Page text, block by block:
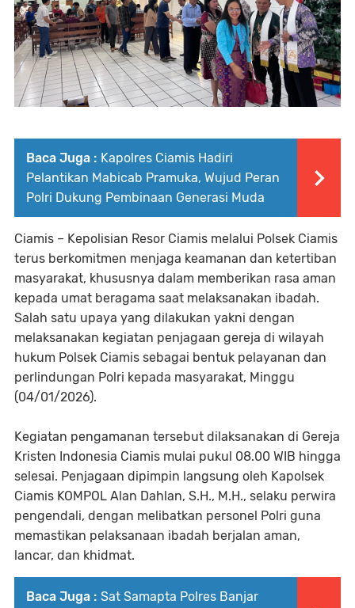
Baca Juga : Kapolres Ciamis Hadiri
Pelantikan Mabicab Pramuka, Wujud Peran
Polri Dukung Pembinaan Generasi Muda
Ciamis – Kepolisian Resor Ciamis melalui Polsek Ciamis
terus berkomitmen menjaga keamanan dan ketertiban
masyarakat, khususnya dalam memberikan rasa aman
kepada umat beragama saat melaksanakan ibadah.
Salah satu upaya yang dilakukan yakni dengan
melaksanakan kegiatan penjagaan gereja di wilayah
hukum Polsek Ciamis sebagai bentuk pelayanan dan
perlindungan Polri kepada masyarakat, Minggu
(04/01/2026).
Kegiatan pengamanan tersebut dilaksanakan di Gereja
Kristen Indonesia Ciamis mulai pukul 08.00 WIB hingga
selesai. Penjagaan dipimpin langsung oleh Kapolsek
Ciamis KOMPOL Alan Dahlan, S.H., M.H., selaku perwira
pengendali, dengan melibatkan personel Polri guna
memastikan pelaksanaan ibadah berjalan aman,
lancar, dan khidmat.
Baca Juga : Sat Samapta Polres Banjar